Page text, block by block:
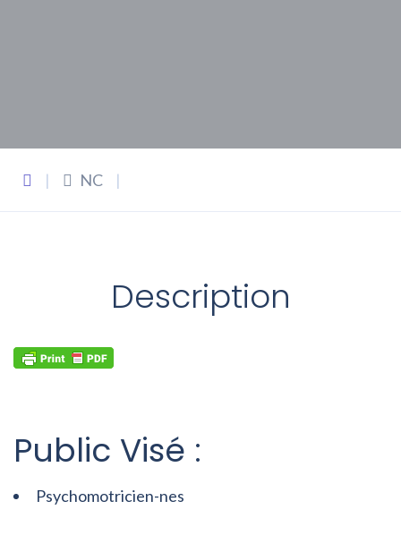
| NC |
Description
Public Visé :
Psychomotricien-nes